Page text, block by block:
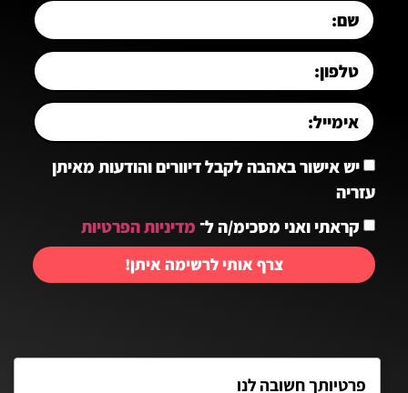
יש אישור באהבה לקבל דיוורים והודעות מאיתן
עזריה
קראתי ואני מסכימ/ה ל־ מדיניות הפרטיות
צרף אותי לרשימה איתן!
יצירת קשר:
פרטיותך חשובה לנו